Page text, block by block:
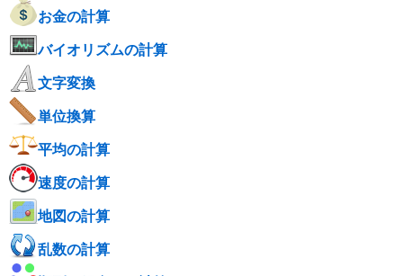
お金の計算
バイオリズムの計算
文字変換
単位換算
平均の計算
速度の計算
地図の計算
乱数の計算